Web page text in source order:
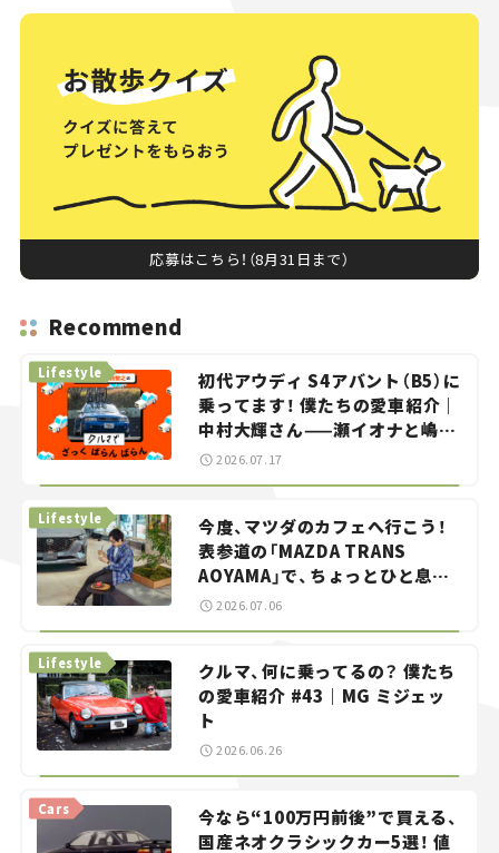
応募はこちら！（8月31日まで）
Recommend
初代アウディ S4アバント（B5）に
乗ってます！ 僕たちの愛車紹介｜
中村大輝さん——瀬イオナと嶋田
智之の「クルマでざっくばらんば
らん！」＃20
Lifestyle
2026.07.17
今度、マツダのカフェへ行こう！
表参道の「MAZDA TRANS
AOYAMA」で、ちょっとひと息。
——連載｜CCGとクルマでどうす
Lifestyle
2026.07.06
クルマ、何に乗ってるの？ 僕たち
の愛車紹介 #43｜MG ミジェッ
ト
Lifestyle
2026.06.26
今なら“100万円前後”で買える、
国産ネオクラシックカー5選！ 値
Cars